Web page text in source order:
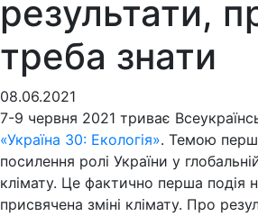
результати,
треба знати
08.06.2021
7-9 червня 2021 триває
«Україна 30: Екологія». Темою
посилення ролі України у
клімату. Це фактично перша подія
присвячена зміні клімату. Про